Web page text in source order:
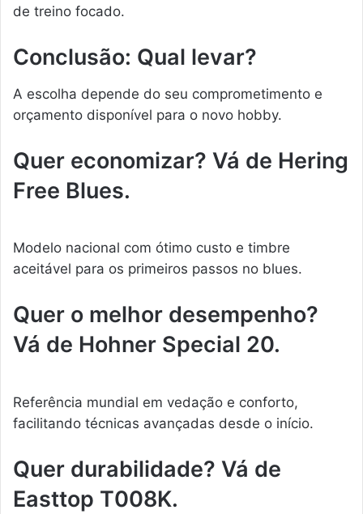
de treino focado.
Conclusão: Qual levar?
A escolha depende do seu comprometimento e
orçamento disponível para o novo hobby.
Quer economizar? Vá de Hering
Free Blues.
Modelo nacional com ótimo custo e timbre
aceitável para os primeiros passos no blues.
Quer o melhor desempenho?
Vá de Hohner Special 20.
Referência mundial em vedação e conforto,
facilitando técnicas avançadas desde o início.
Quer durabilidade? Vá de
Easttop T008K.